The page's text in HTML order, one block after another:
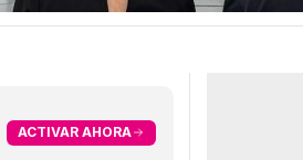
ACTIVAR AHORA